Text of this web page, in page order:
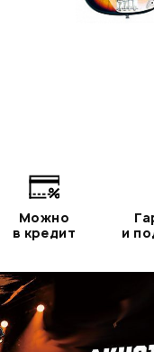
Можно
в кредит
и